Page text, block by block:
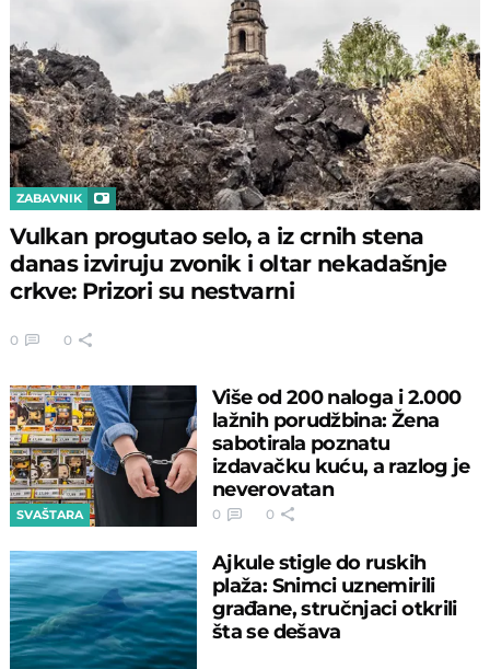
ZABAVNIK
Vulkan progutao selo, a iz crnih stena
danas izviruju zvonik i oltar nekadašnje
crkve: Prizori su nestvarni
0 0
SVAŠTARA
Više od 200 naloga i 2.000
lažnih porudžbina: Žena
sabotirala poznatu
izdavačku kuću, a razlog je
neverovatan
0 0
Ajkule stigle do ruskih
plaža: Snimci uznemirili
građane, stručnjaci otkrili
šta se dešava